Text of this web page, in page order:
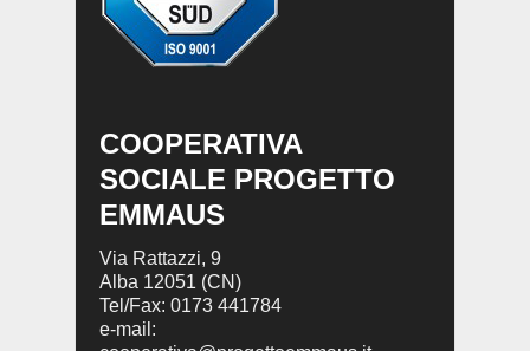
COOPERATIVA
SOCIALE PROGETTO
EMMAUS
Via Rattazzi, 9
Alba 12051 (CN)
Tel/Fax: 0173 441784
e-mail: